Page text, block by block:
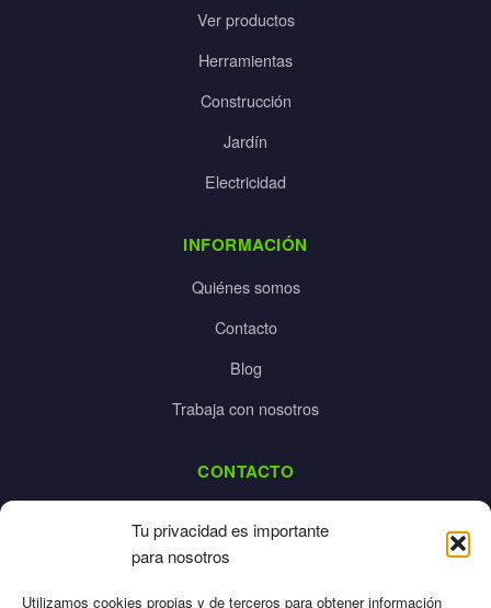
Tu privacidad es importante
para nosotros
Utilizamos cookies propias y de terceros para obtener información
Ver productos
Herramientas
Construcción
Jardín
Electricidad
INFORMACIÓN
Quiénes somos
Contacto
Blog
Trabaja con nosotros
CONTACTO
925 532 213